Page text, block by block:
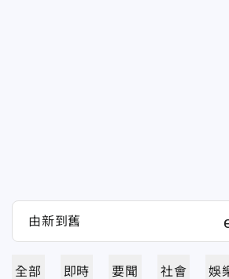
全部 即時 要聞 社會 娛